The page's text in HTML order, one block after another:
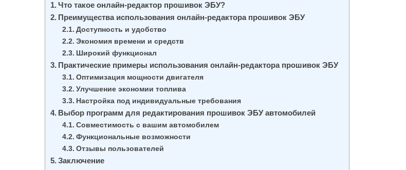
Что такое онлайн-редактор прошивок ЭБУ?
Преимущества использования онлайн-редактора прошивок ЭБУ
Доступность и удобство
Экономия времени и средств
Широкий функционал
Практические примеры использования онлайн-редактора прошивок ЭБУ
Оптимизация мощности двигателя
Улучшение экономии топлива
Настройка под индивидуальные требования
Выбор программ для редактирования прошивок ЭБУ автомобилей
Совместимость с вашим автомобилем
Функциональные возможности
Отзывы пользователей
Заключение